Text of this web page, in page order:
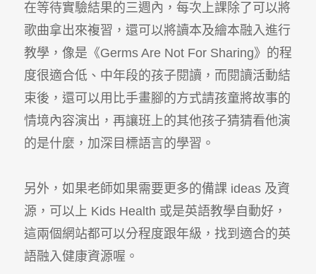
在等待實驗結果的三週內，每次上課除了可以將
歌曲拿出來複習，還可以將讀本及繪本融入進行
教學，像是《Germs Are Not For Sharing》的程
度很適合低、中年段的孩子閱讀，而閱讀活動結
束後，還可以用比手畫腳的方式請孩童將故事的
情境內容演出，再讓班上的其他孩子猜猜看他演
的是什麼，加深目標語言的學習。
另外，如果老師如果需要更多的備課 ideas 及資
源，可以上 Kids Health 或是英語教學自動好，
這兩個網站都可以分程度跟年級，找到適合的英
語融入健康資源喔。